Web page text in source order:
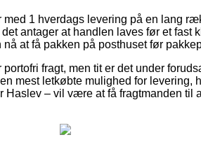
1 hverdags levering på en lang
antager at handlen laves før et fast
at få pakken på posthuset før
fragt, men tit er det under
mest letkøbte mulighed for levering,
– vil være at få fragtmanden til